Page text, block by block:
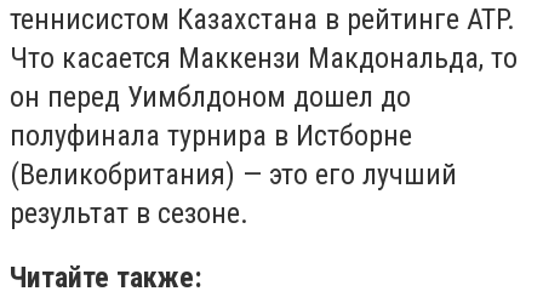
теннисистом Казахстана в рейтинге ATP.
Что касается Маккензи Макдональда, то
он перед Уимблдоном дошел до
полуфинала турнира в Истборне
(Великобритания) — это его лучший
результат в сезоне.
Читайте также: